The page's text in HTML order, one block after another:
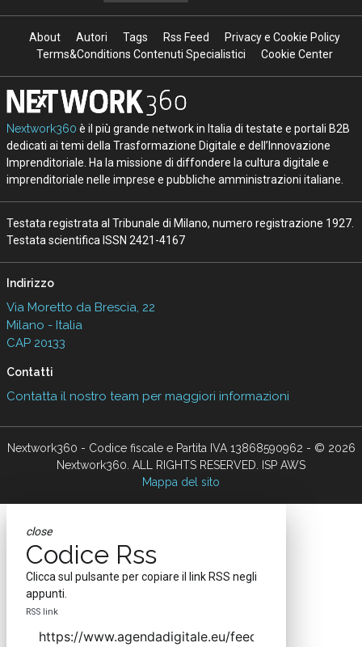
About Autori Tags Rss Feed
Privacy e Cookie Policy
Terms&Conditions Contenuti Specialistici
Cookie Center
Nextwork360 è il più grande network in Italia di testate e portali B2B
dedicati ai temi della Trasformazione Digitale e dell’Innovazione
Imprenditoriale. Ha la missione di diffondere la cultura digitale e
imprenditoriale nelle imprese e pubbliche amministrazioni italiane.
Testata registrata al Tribunale di Milano, numero registrazione 1927.
Testata scientifica ISSN 2421-4167
Indirizzo
Via Moretto da Brescia, 22
Milano - Italia
CAP 20133
Contatti
Contatta il nostro team per maggiori informazioni
Nextwork360 - Codice fiscale e Partita IVA 13868590962 - © 2026
Nextwork360. ALL RIGHTS RESERVED. ISP AWS
Mappa del sito
close
Codice Rss
Clicca sul pulsante per copiare il link RSS negli
appunti.
RSS link